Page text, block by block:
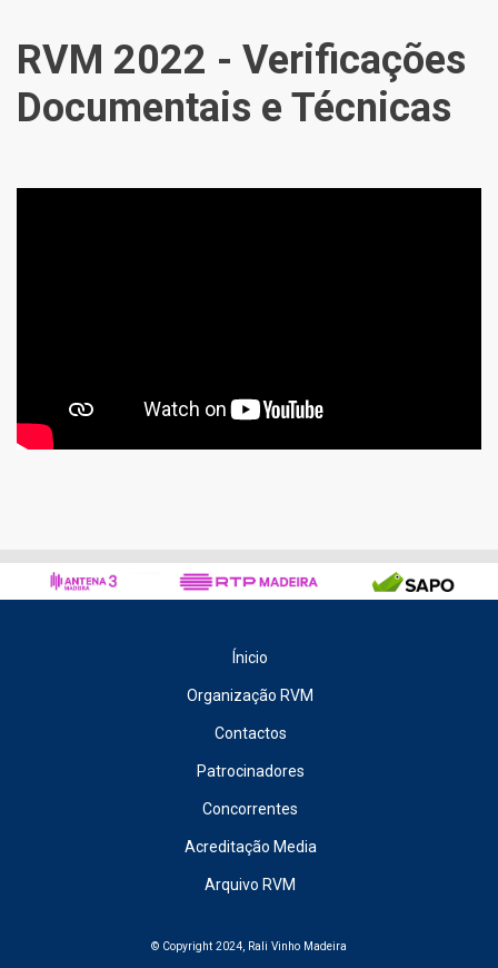
RVM 2022 - Verificações
Documentais e Técnicas
Ínicio
Organização RVM
Contactos
Patrocinadores
Concorrentes
Acreditação Media
Arquivo RVM
© Copyright 2024, Rali Vinho Madeira